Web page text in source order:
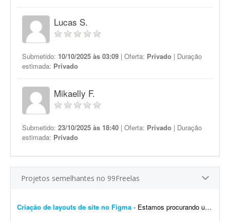
Lucas S.
Submetido: 10/10/2025 às 03:09 | Oferta: Privado | Duração
estimada: Privado
Mikaelly F.
Submetido: 23/10/2025 às 18:40 | Oferta: Privado | Duração
estimada: Privado
Projetos semelhantes no 99Freelas
Criação de layouts de site no Figma - Estamos procurando um designer com experiência em UI/UX para desenvolver os layouts de um site no Figma. O projeto contempla a criação do layout da página inicial e de p...